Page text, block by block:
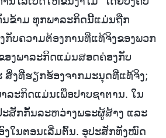
ນຂ້າມ ທຸກພາລະກິດນີ້ແມ່ນຖືກ
ກັບຄວາມຕ້ອງການທີ່ແທ້ຈິງຂອງພວກ
ອງພາລະກິດແມ່ນສອດຄ່ອງກັບ
ສິ່ງທີ່ຮຽກຮ້ອງຈາກມະນຸດທີ່ແທ້ຈິງ;
ລະກິດແມ່ນເພື່ອປາບຊາຕານ. ໃນ
ສັກກັ້ນລະຫວ່າງພຣະຜູ້ສ້າງ ແລະ
ງໃນຕອນເລີ່ມຕົ້ນ. ອຸປະສັກທັງໝົດ